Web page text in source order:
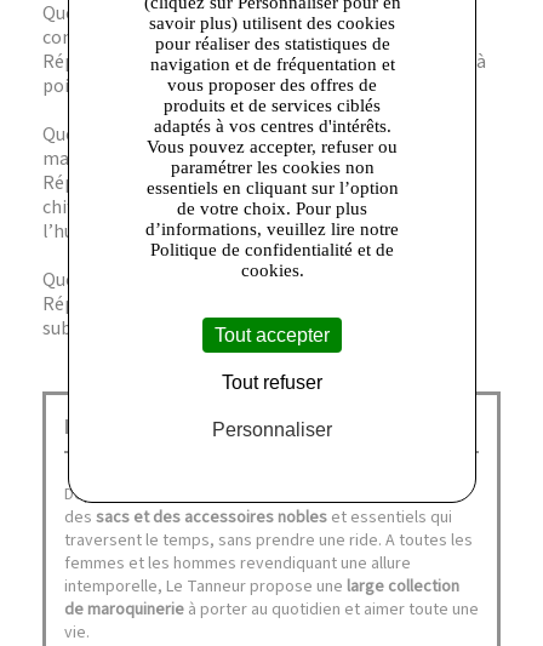
Question ? Ces boutons de manchettes sont-ils
compatibles avec toutes les chemises ?
Réponse. Ils conviennent à la majorité des chemises à
poignets mousquetaires ou simples.
Question ? Comment entretenir ces boutons de
manchettes en cuir ?
Réponse. Il est recommandé de les nettoyer avec un
chiffon doux et d’éviter l’exposition prolongée à
l’humidité.
Question ? Le design est-il discret ou plus affirmé ?
Réponse. Le design est épuré et élégant, pensé pour
sublimer sans jamais surcharger.
Le Tanneur Corbeil :
Depuis 1898,
des sacs et des accessoires nobles et essentiels qui
traversent le temps, sans prendre une ride. A toutes les
femmes et les hommes revendiquant une allure
intemporelle, Le Tanneur propose une large collection
de maroquinerie à porter au quotidien et aimer toute une
vie.
savoir plus) utilisent des cookies
pour réaliser des statistiques de
navigation et de fréquentation et
vous proposer des offres de
produits et de services ciblés
adaptés à vos centres d'intérêts.
Vous pouvez accepter, refuser ou
paramétrer les cookies non
essentiels en cliquant sur l’option
de votre choix. Pour plus
d’informations, veuillez lire notre
Politique de confidentialité et de
cookies.
Tout accepter
Tout refuser
Personnaliser